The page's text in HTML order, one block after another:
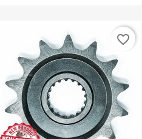
favorite_border